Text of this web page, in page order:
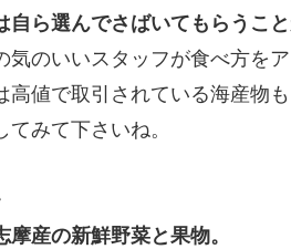
自ら選んでさばいてもらうこ
気のいいスタッフが食べ方を
高値で取引されている海産物
てみて下さいね。
摩産の新鮮野菜と果物。